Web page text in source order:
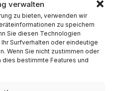
verwalten
zu bieten, verwenden wir
zu speichern
Sie diesen Technologien
Surfverhalten oder eindeutige
Wenn Sie nicht zustimmen oder
dies bestimmte Features und